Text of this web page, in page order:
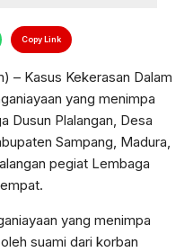
Copy Link
– Kasus Kekerasan Dalam
yang menimpa
Dusun Plalangan, Desa
Sampang, Madura,
pegiat Lembaga
yang menimpa
suami dari korban